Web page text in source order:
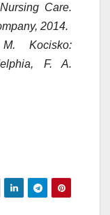
Care.
2014.
Kocisko:
F. A.